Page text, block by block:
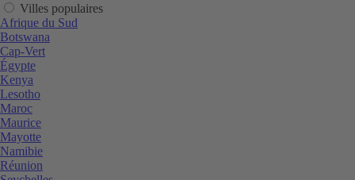
Villes populaires
Afrique du Sud
Botswana
Cap-Vert
Égypte
Kenya
Lesotho
Maroc
Maurice
Mayotte
Namibie
Réunion